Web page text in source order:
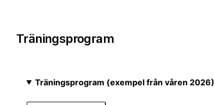
Träningsprogram
Träningsprogram (exempel från våren 2026)